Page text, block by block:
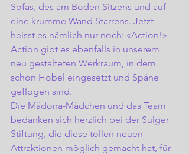
Sofas, des am Boden Sitzens und auf
eine krumme Wand Starrens. Jetzt
heisst es nämlich nur noch: «Action!»
Action gibt es ebenfalls in unserem
neu gestalteten Werkraum, in dem
schon Hobel eingesetzt und Späne
geflogen sind.
Die Mädona-Mädchen und das Team
bedanken sich herzlich bei der Sulger
Stiftung, die diese tollen neuen
Attraktionen möglich gemacht hat, für